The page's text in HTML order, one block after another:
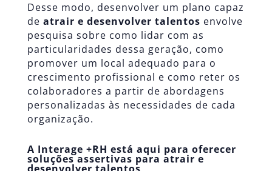
Desse modo, desenvolver um plano capaz
de atrair e desenvolver talentos envolve
pesquisa sobre como lidar com as
particularidades dessa geração, como
promover um local adequado para o
crescimento profissional e como reter os
colaboradores a partir de abordagens
personalizadas às necessidades de cada
organização.
A Interage +RH está aqui para oferecer
soluções assertivas para atrair e